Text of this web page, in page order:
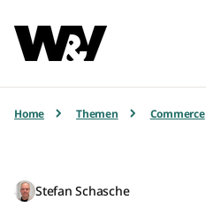
Home Themen Commerce
Stefan Schasche